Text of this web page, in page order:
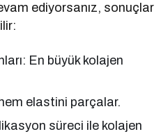
ediyorsanız, sonuçlar
En büyük kolajen
elastini parçalar.
süreci ile kolajen